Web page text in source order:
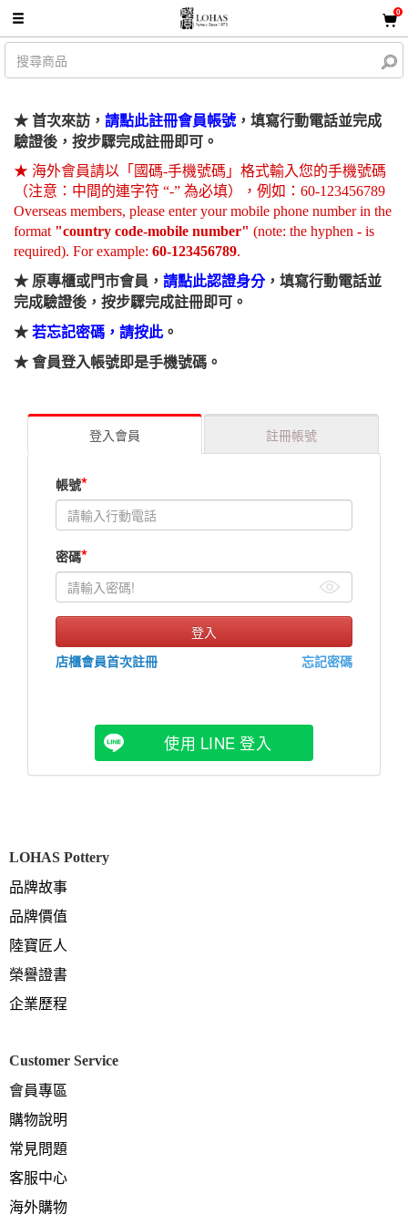
0
★ 首次來訪， 請點此註冊會員帳號，填寫行動電話並完成
驗證後，按步驟完成註冊即可。
★ 海外會員請以「國碼-手機號碼」格式輸入您的手機號碼
（注意：中間的連字符 “-” 為必填），例如：60-123456789
Overseas members, please enter your mobile phone number in the
format "country code-mobile number" (note: the hyphen - is
required). For example: 60-123456789.
★ 原專櫃或門市會員， 請點此認證身分，填寫行動電話並
完成驗證後，按步驟完成註冊即可。
★ 若忘記密碼，請按此。
★ 會員登入帳號即是手機號碼。
登入會員 註冊帳號
帳號*
密碼*
店櫃會員首次註冊 忘記密碼
使用 LINE 登入
LOHAS Pottery
品牌故事
品牌價值
陸寶匠人
榮譽證書
企業歷程
Customer Service
會員專區
購物說明
常見問題
客服中心
海外購物